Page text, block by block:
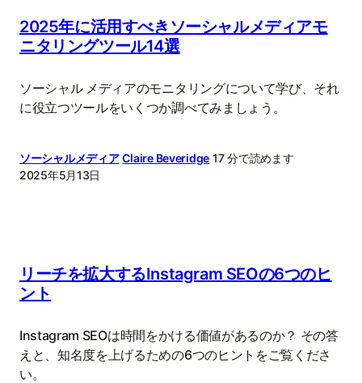
2025年に活用すべきソーシャルメディアモ
ニタリングツール14選
ソーシャル メディアのモニタリングについて学び、それ
に役立つツールをいくつか調べてみましょう。
ソーシャルメディア Claire Beveridge 17 分で読めます
2025年5月13日
リーチを拡大するInstagram SEOの6つのヒ
ント
Instagram SEOは時間をかける価値があるのか？ その答
えと、知名度を上げるための6つのヒントをご覧くださ
い。